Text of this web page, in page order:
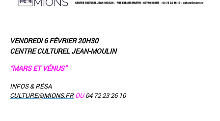
VENDREDI 6 FÉVRIER 20H30
CENTRE CULTUREL JEAN-MOULIN
“MARS ET VÉNUS”
INFOS & RÉSA
CULTURE@MIONS.FR OU 04 72 23 26 10